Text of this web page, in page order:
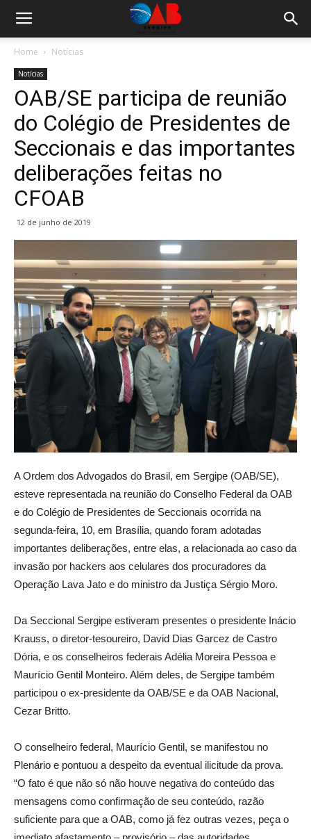
Home Notícias
Notícias
OAB/SE participa de reunião
do Colégio de Presidentes de
Seccionais e das importantes
deliberações feitas no
CFOAB
12 de junho de 2019
A Ordem dos Advogados do Brasil, em Sergipe (OAB/SE),
esteve representada na reunião do Conselho Federal da OAB
e do Colégio de Presidentes de Seccionais ocorrida na
segunda-feira, 10, em Brasília, quando foram adotadas
importantes deliberações, entre elas, a relacionada ao caso da
invasão por hackers aos celulares dos procuradores da
Operação Lava Jato e do ministro da Justiça Sérgio Moro.
Da Seccional Sergipe estiveram presentes o presidente Inácio
Krauss, o diretor-tesoureiro, David Dias Garcez de Castro
Dória, e os conselheiros federais Adélia Moreira Pessoa e
Maurício Gentil Monteiro. Além deles, de Sergipe também
participou o ex-presidente da OAB/SE e da OAB Nacional,
Cezar Britto.
O conselheiro federal, Maurício Gentil, se manifestou no
Plenário e pontuou a despeito da eventual ilicitude da prova.
“O fato é que não só não houve negativa do conteúdo das
mensagens como confirmação de seu conteúdo, razão
suficiente para que a OAB, como já fez outras vezes, peça o